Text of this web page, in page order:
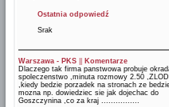
Ostatnia odpowiedź
Srak
Warszawa - PKS
Komentarze
Dlaczego tak firma panstwowa probuje
spoleczenstwo ,minuta rozmowy 2.50
,kiedy bedzie porzadek na stronach ze
mozna np. dowiedziec sie jak dojechac do
Goszczynina ,co za kraj ................